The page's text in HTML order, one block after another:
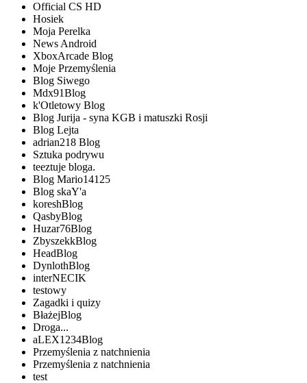
Official CS HD
Hosiek
Moja Perelka
News Android
XboxArcade Blog
Moje Przemyślenia
Blog Siwego
Mdx91Blog
k'Otletowy Blog
Blog Jurija - syna KGB i matuszki Rosji
Blog Lejta
adrian218 Blog
Sztuka podrywu
teeztuje bloga.
Blog Mario14125
Blog skaY'a
koreshBlog
QasbyBlog
Huzar76Blog
ZbyszekkBlog
HeadBlog
DynlothBlog
interNECIK
testowy
Zagadki i quizy
BłażejBlog
Droga...
aLEX1234Blog
Przemyślenia z natchnienia
Przemyślenia z natchnienia
test